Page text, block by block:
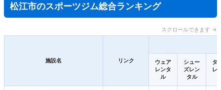
松江市のスポーツジム総合ランキング
スクロールできます →
施設名 リンク
ウェア
レンタ
ル
シュー
ズレン
タル
タ
レ